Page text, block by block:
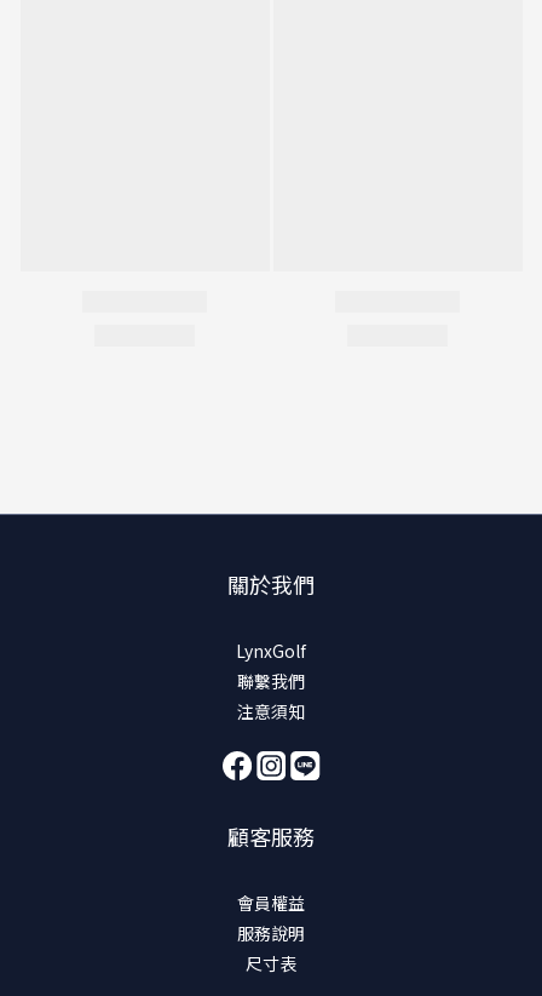
關於我們
LynxGolf
聯繫我們
注意須知
顧客服務
會員權益
服務說明
尺寸表